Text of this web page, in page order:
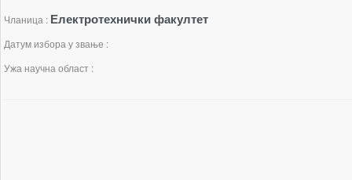
Чланица : Електротехнички факултет
Датум избора у звање :
Ужа научна област :